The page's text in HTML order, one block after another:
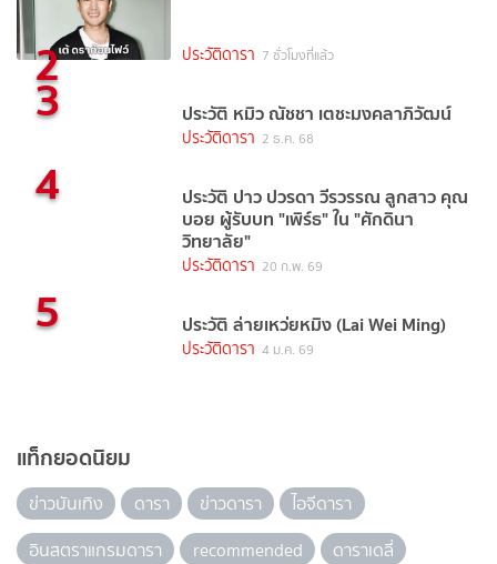
2 ประวัติดารา 7 ชั่วโมงที่แล้ว
3 ประวัติ หมิว ณัชชา เตชะมงคลาภิวัฒน์
ประวัติดารา 2 ธ.ค. 68
4 ประวัติ ปาว ปวรดา วีรวรรณ ลูกสาว คุณ
บอย ผู้รับบท "เพิร์ธ" ใน "ศักดินา
วิทยาลัย"
ประวัติดารา 20 ก.พ. 69
5 ประวัติ ล่ายเหว่ยหมิง (Lai Wei Ming)
ประวัติดารา 4 ม.ค. 69
แท็กยอดนิยม
ข่าวบันเทิง ดารา ข่าวดารา
ไอจีดารา
อินสตราแกรมดารา
recommended
ดาราเดลี่